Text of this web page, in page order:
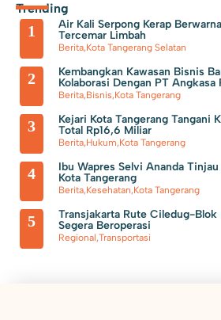
Trending
1
Air Kali Serpong Kerap
Tercemar Limbah
Berita,Kota Tangerang Selatan
2
Kembangkan Kawasan Bisnis
Kolaborasi Dengan PT Angkasa
Berita,Bisnis,Kota Tangerang
3
Kejari Kota Tangerang Tangani
Total Rp16,6 Miliar
Berita,Hukum,Kota Tangerang
4
Ibu Wapres Selvi Ananda
Kota Tangerang
Berita,Kesehatan,Kota Tangerang
5
Transjakarta Rute Ciledug-Blok
Segera Beroperasi
Regional,Transportasi